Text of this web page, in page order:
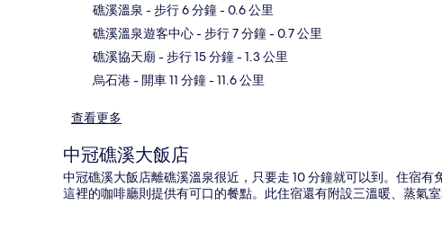
礁溪溫泉 - 步行 6 分鐘- 0.6 公里
礁溪溫泉遊客中心- 步行 7 分鐘- 0.7 公里
礁溪協天廟 - 步行 15 分鐘- 1.3 公里
烏石港- 開車 11 分鐘- 11.6 公里
查看更多
中冠礁溪大飯店
中冠礁溪大飯店離礁溪溫泉很近，只要走 10 分鐘就可以到。住宿
這裡的咖啡廳則提供有可口的餐點。此住宿還有附設三溫暖、蒸氣